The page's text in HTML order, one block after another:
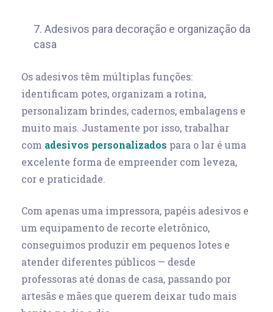
7. Adesivos para decoração e organização da
casa
Os adesivos têm múltiplas funções:
identificam potes, organizam a rotina,
personalizam brindes, cadernos, embalagens e
muito mais. Justamente por isso, trabalhar
com adesivos personalizados para o lar é uma
excelente forma de empreender com leveza,
cor e praticidade.
Com apenas uma impressora, papéis adesivos e
um equipamento de recorte eletrônico,
conseguimos produzir em pequenos lotes e
atender diferentes públicos — desde
professoras até donas de casa, passando por
artesãs e mães que querem deixar tudo mais